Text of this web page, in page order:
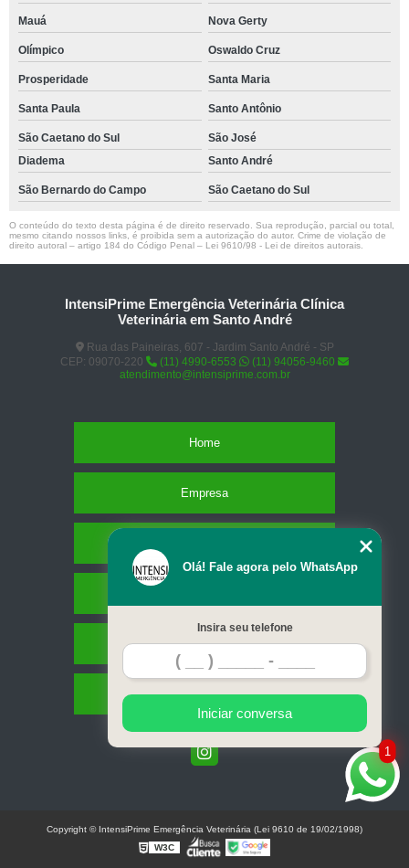
Mauá Nova Gerty
Olímpico Oswaldo Cruz
Prosperidade Santa Maria
Santa Paula Santo Antônio
São Caetano do Sul
São José
Diadema
Santo André
São Bernardo do Campo São Caetano do Sul
O conteúdo do texto desta página é de direito reservado. Sua reprodução, parcial ou total,
mesmo citando nossos links, é proibida sem a autorização do autor. Crime de violação de
direito autoral – artigo 184 do Código Penal – Lei 9610/98 - Lei de direitos autorais
IntensiPrime Emergência Veterinária Clínica
Veterinária em Santo André
Rua das Paineiras, 607 - Jardim Santo André - SP
CEP: 09070-220
(11) 4990-6553
(11) 94056-9460
atendimento@intensiprime.com.br
Home
Empresa
Contato
Mapa do site
1
Olá! Fale agora pelo WhatsApp
Insira seu telefone
Iniciar conversa
Copyright © IntensiPrime Emergência Veterinária (Lei 9610 de 19/02/1998)
W3C